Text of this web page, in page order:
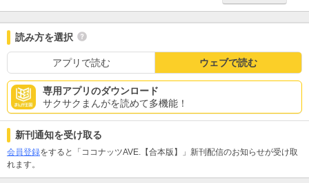
読み方を選択
アプリで読む ウェブで読む
専用アプリのダウンロード
サクサクまんがを読めて多機能！
新刊通知を受け取る
会員登録をすると「ココナッツAVE.【合本版】」新刊配信のお知らせが受け取
れます。